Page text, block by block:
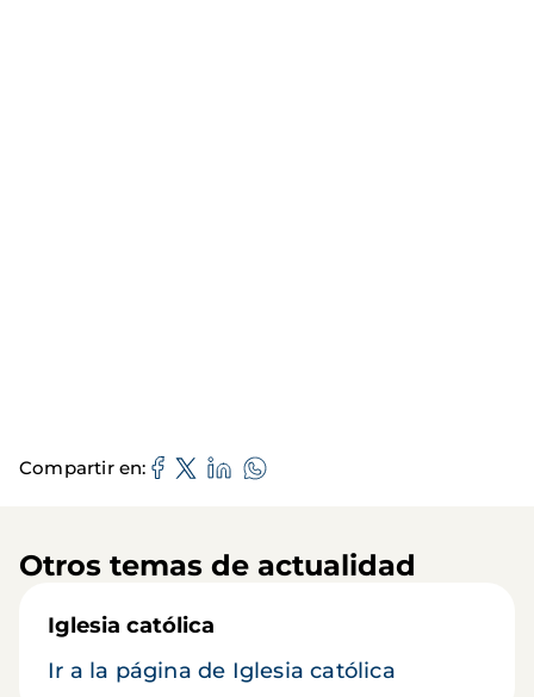
Compartir en
Otros temas de actualidad
Iglesia católica
Ir a la página de Iglesia católica